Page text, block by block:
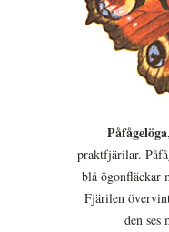
Påfågelöga,
praktfjärilar.
blå ögonfläckar
Fjärilen
den ses